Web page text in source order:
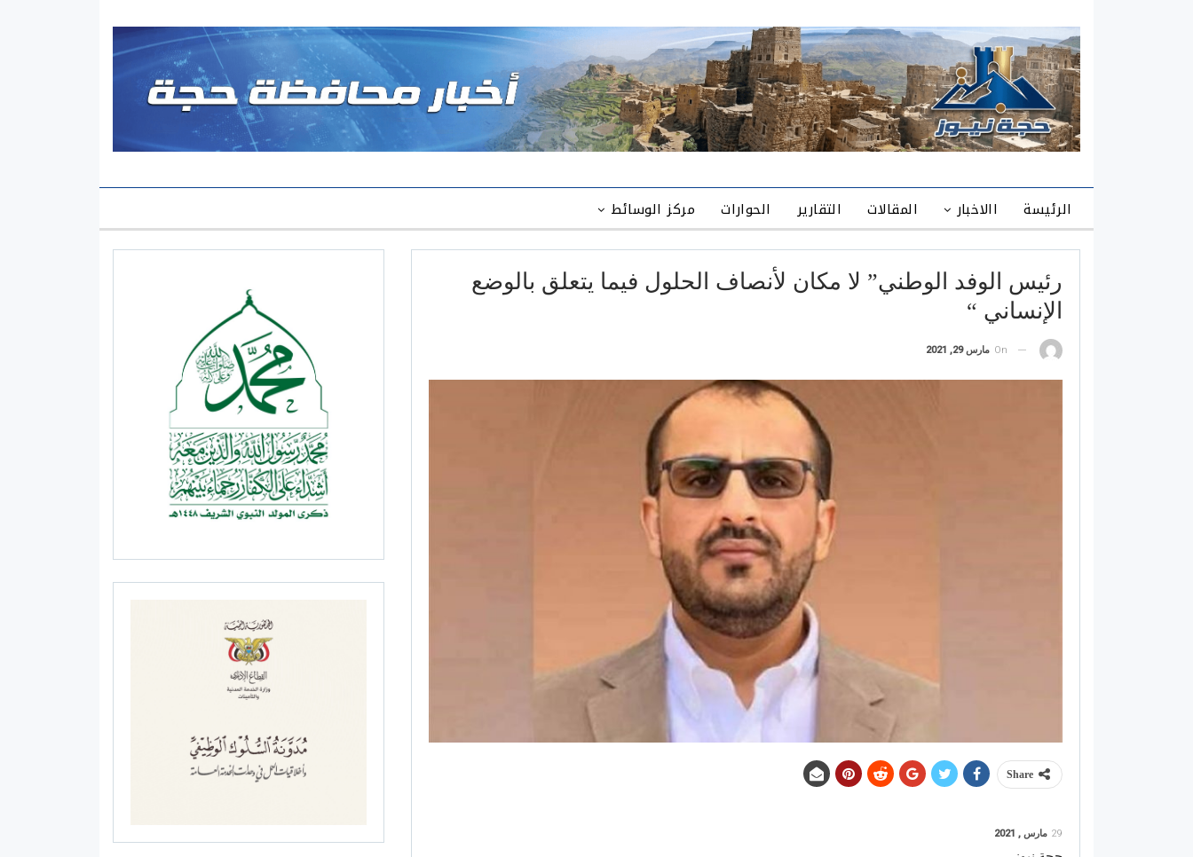
الرئيسة االاخبار المقالات التقارير الحوارات مركز الوسائط
رئيس الوفد الوطني” لا مكان لأنصاف الحلول فيما يتعلق بالوضع
الإنساني “
On مارس 29, 2021
Share
29 مارس , 2021